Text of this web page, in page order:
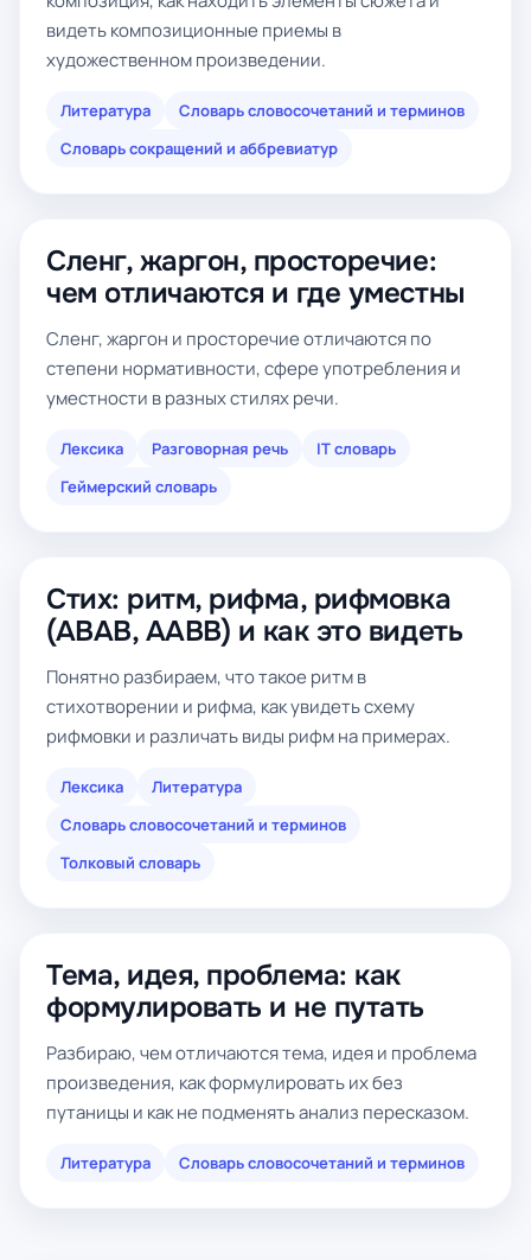
видеть композиционные приемы в
художественном произведении.
Литература
Словарь словосочетаний и терминов
Словарь сокращений и аббревиатур
Сленг, жаргон, просторечие:
чем отличаются и где уместны
Сленг, жаргон и просторечие отличаются по
степени нормативности, сфере употребления и
уместности в разных стилях речи.
Лексика Разговорная речь
IT словарь
Геймерский словарь
Стих: ритм, рифма, рифмовка
(ABAB, AABB) и как это видеть
Понятно разбираем, что такое ритм в
стихотворении и рифма, как увидеть схему
рифмовки и различать виды рифм на примерах.
Лексика
Литература
Словарь словосочетаний и терминов
Толковый словарь
Тема, идея, проблема: как
формулировать и не путать
Разбираю, чем отличаются тема, идея и проблема
произведения, как формулировать их без
путаницы и как не подменять анализ пересказом.
Литература Словарь словосочетаний и терминов